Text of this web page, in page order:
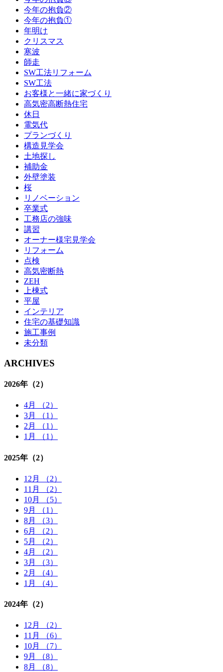
今年の抱負②
今年の抱負①
年明け
クリスマス
寒波
師走
SW工法リフォーム
SW工法
お客様と一緒に家づくり
高気密高断熱住宅
休日
電気代
プランづくり
構造見学会
土地探し
補助金
外壁塗装
桜
リノベーション
卒業式
工務店の強味
講習
オーナー様宅見学会
リフォーム
点検
高気密断熱
ZEH
上棟式
平屋
インテリア
住宅の基礎知識
施⼯事例
未分類
ARCHIVES
2026年 （2）
4月 （2）
3月 （1）
2月 （1）
1月 （1）
2025年 （2）
12月 （2）
11月 （2）
10月 （5）
9月 （1）
8月 （3）
6月 （2）
5月 （2）
4月 （2）
3月 （3）
2月 （4）
1月 （4）
2024年 （2）
12月 （2）
11月 （6）
10月 （7）
9月 （8）
8月 （8）